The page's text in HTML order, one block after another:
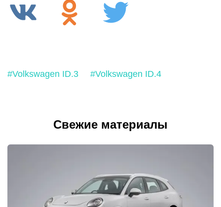
#Volkswagen ID.3 #Volkswagen ID.4
Свежие материалы